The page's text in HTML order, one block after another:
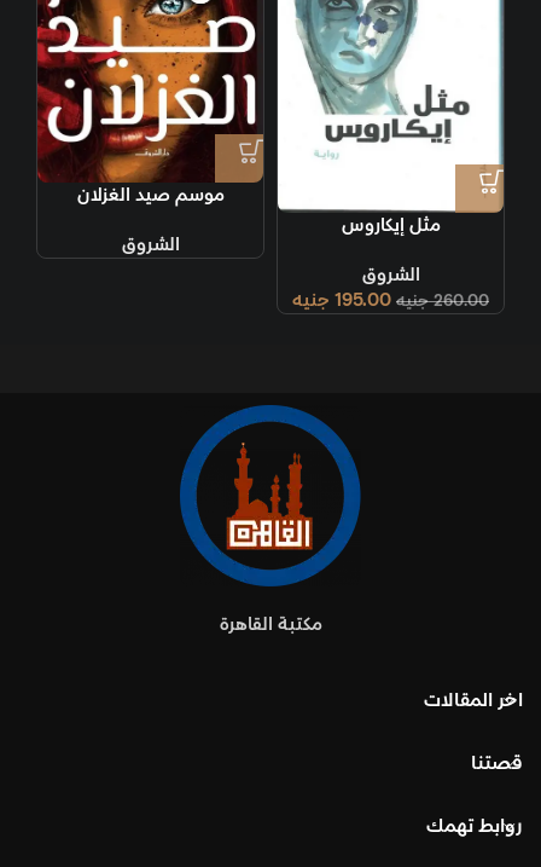
مثل إيكاروس
الشروق
260.00 جنيه 195.00 جنيه
موسم صيد الغزلان
الشروق
مكتبة القاهرة
اخر المقالات
قصتنا
روابط تهمك